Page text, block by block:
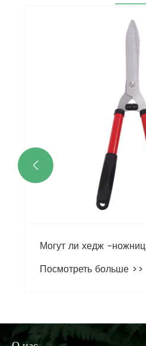
Могут ли хедж -
Посмотреть больше >>
